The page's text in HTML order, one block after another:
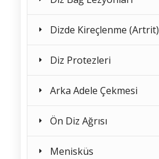
Dizde Kireçlenme (Artrit)
Diz Protezleri
Arka Adele Çekmesi
Ön Diz Ağrısı
Menisküs